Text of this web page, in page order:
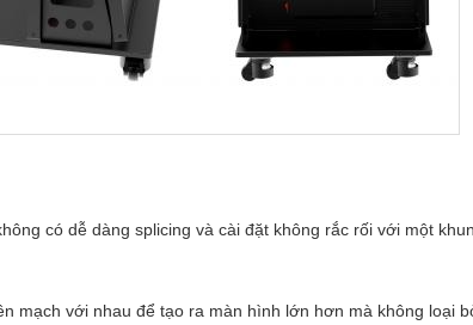
có dễ dàng splicing và cài đặt không rắc rối với một
mạch với nhau để tạo ra màn hình lớn hơn mà không loại